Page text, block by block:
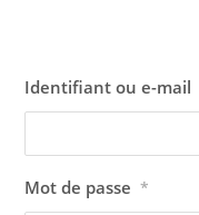
Identifiant ou e-mail
Mot de passe *